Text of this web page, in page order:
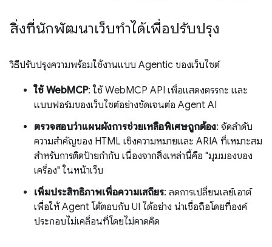
สิ่งที่นักพัฒนาเว็บทำได้เพื่อปรับปรุง
วิธีปรับปรุงความพร้อมใช้งานแบบ Agentic ของเว็บไซต์
ใช้ WebMCP: ใช้ WebMCP API เพื่อแสดงตรรกะ และ
แบบฟอร์มของเว็บไซต์อย่างชัดเจนต่อ Agent AI
ตรวจสอบว่าแผนผังการช่วยเหลือพิเศษถูกต้อง: จัดลำดับ
ความสำคัญของ HTML เชิงความหมายและ ARIA ที่เหมาะสม
สำหรับการติดป้ายกำกับ เนื่องจากสิ่งเหล่านี้คือ "มุมมองของ
เครื่อง" ในหน้าเว็บ
เพิ่มประสิทธิภาพเพื่อความเสถียร: ลดการเปลี่ยนเลย์เอาต์
เพื่อให้ Agent โต้ตอบกับ UI ได้อย่าง น่าเชื่อถือโดยที่องค์
ประกอบไม่เคลื่อนที่โดยไม่คาดคิด